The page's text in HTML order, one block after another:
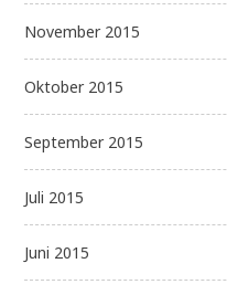
November 2015
Oktober 2015
September 2015
Juli 2015
Juni 2015